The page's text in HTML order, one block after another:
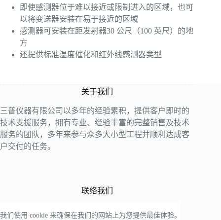
我们使用 cookie 来确保在我们的网站上为您提供最佳体验。
即使感测器位于难以接近或限制进入的区域，也可
以将变送器安装在易于接近的区域
感测器可安装在距发射器30 公尺（100 英尺）的地
方
还提供标准温度催化和红外线感测器类型
关于我们
三普仪器有限公司以多年的经验累积，提供客户即时的
技术支援服务，拥有专业、经验丰富的完整销售及技术
服务的团队，多年来参与众多大小型工程并顺利达成客
户交付的任务。
联络我们
电话：+88678156161